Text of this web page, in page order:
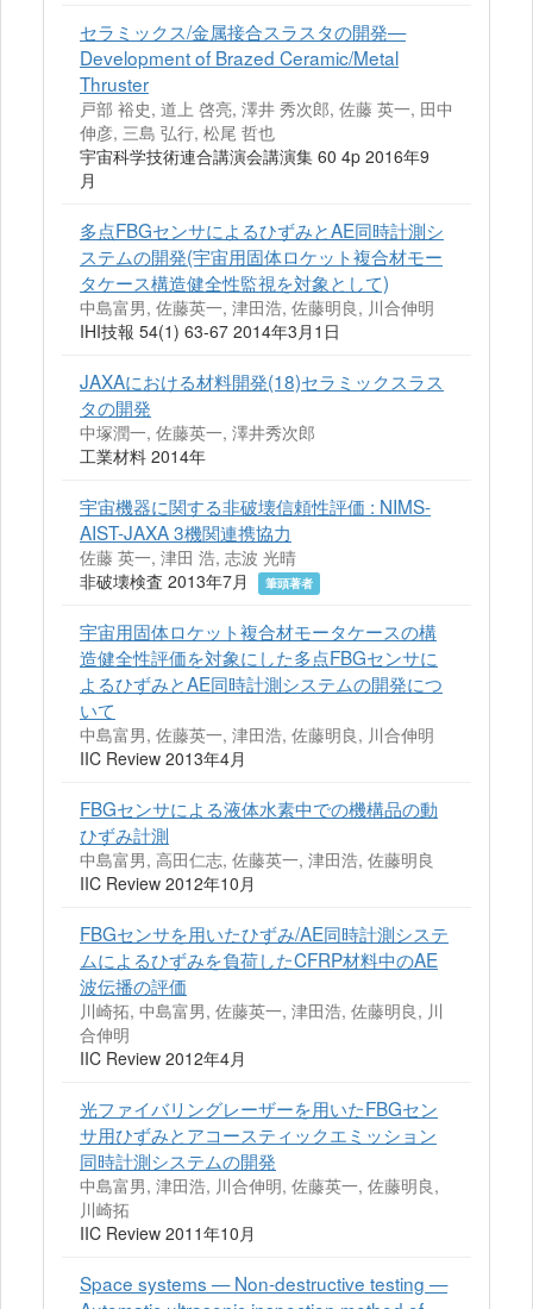
セラミックス/金属接合スラスタの開発—
Development of Brazed Ceramic/Metal
Thruster
戸部 裕史, 道上 啓亮, 澤井 秀次郎, 佐藤 英一, 田中
伸彦, 三島 弘行, 松尾 哲也
宇宙科学技術連合講演会講演集 60 4p 2016年9
月
多点FBGセンサによるひずみとAE同時計測シ
ステムの開発(宇宙用固体ロケット複合材モー
タケース構造健全性監視を対象として)
中島富男, 佐藤英一, 津田浩, 佐藤明良, 川合伸明
IHI技報 54(1) 63-67 2014年3月1日
JAXAにおける材料開発(18)セラミックスラス
タの開発
中塚潤一, 佐藤英一, 澤井秀次郎
工業材料 2014年
宇宙機器に関する非破壊信頼性評価 : NIMS-
AIST-JAXA 3機関連携協力
佐藤 英一, 津田 浩, 志波 光晴
非破壊検査 2013年7月
筆頭著者
宇宙用固体ロケット複合材モータケースの構
造健全性評価を対象にした多点FBGセンサに
よるひずみとAE同時計測システムの開発につ
いて
中島富男, 佐藤英一, 津田浩, 佐藤明良, 川合伸明
IIC Review 2013年4月
FBGセンサによる液体水素中での機構品の動
ひずみ計測
中島富男, 高田仁志, 佐藤英一, 津田浩, 佐藤明良
IIC Review 2012年10月
FBGセンサを用いたひずみ/AE同時計測システ
ムによるひずみを負荷したCFRP材料中のAE
波伝播の評価
川崎拓, 中島富男, 佐藤英一, 津田浩, 佐藤明良, 川
合伸明
IIC Review 2012年4月
光ファイバリングレーザーを用いたFBGセン
サ用ひずみとアコースティックエミッション
同時計測システムの開発
中島富男, 津田浩, 川合伸明, 佐藤英一, 佐藤明良,
川崎拓
IIC Review 2011年10月
Space systems — Non-destructive testing —